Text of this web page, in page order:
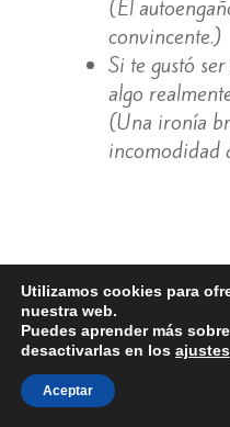
(El
convincente.)
Si te gustó
algo
(Una ironía
incomodidad
Utilizamos cookies para
nuestra web.
Puedes aprender más
desactivarlas en los ajustes
Aceptar